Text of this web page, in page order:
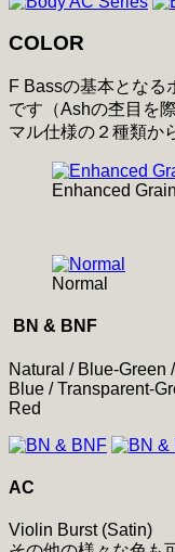
COLOR
F Bassの基本となる
です（Ashの杢目を
マル仕様の２種類か
Enhanced Grain
Normal
BN & BNF
Natural / Blue-Green
Blue / Transparent-
Red
AC
Violin Burst (Satin)